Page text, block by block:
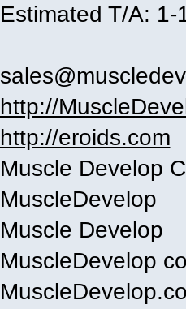
Estimated T/A:
http://
http://eroids.com
Muscle Develop
MuscleDevelop
Muscle Develop
MuscleDevelop